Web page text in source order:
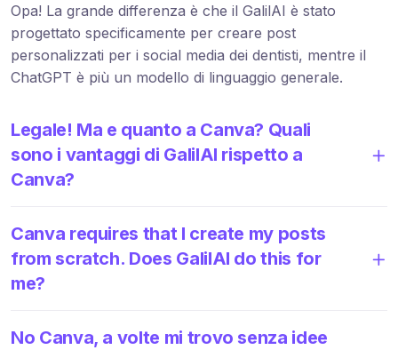
Opa! La grande differenza è che il GalilAI è stato
progettato specificamente per creare post
personalizzati per i social media dei dentisti, mentre il
ChatGPT è più un modello di linguaggio generale.
Legale! Ma e quanto a Canva? Quali
sono i vantaggi di GalilAI rispetto a
Canva?
Canva requires that I create my posts
from scratch. Does GalilAI do this for
me?
No Canva, a volte mi trovo senza idee